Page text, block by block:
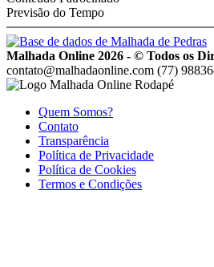
Previsão do Tempo
Malhada Online 2026 - © Todos os
contato@malhadaonline.com (77)
Quem Somos?
Contato
Transparência
Política de Privacidade
Política de Cookies
Termos e Condições